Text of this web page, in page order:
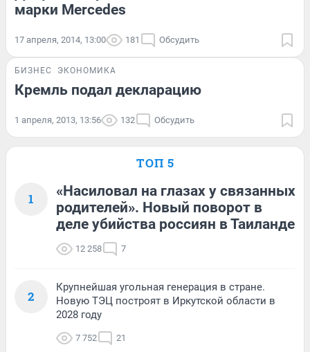
марки Mercedes
17 апреля, 2014, 13:00 181 Обсудить
БИЗНЕС ЭКОНОМИКА
Кремль подал декларацию
1 апреля, 2013, 13:56 132 Обсудить
ТОП 5
1
«Насиловал на глазах у связанных
родителей». Новый поворот в
деле убийства россиян в Таиланде
12 258 7
2
Крупнейшая угольная генерация в стране.
Новую ТЭЦ построят в Иркутской области в
2028 году
7 752 21